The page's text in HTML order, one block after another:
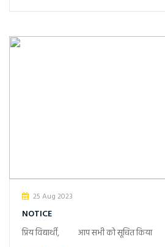
25 Aug 2023
NOTICE
प्रिय विद्यार्थी, आप सभी को सूचित किया